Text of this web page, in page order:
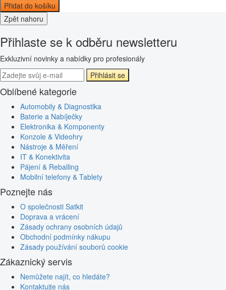
Přidat do košíku
Zpět nahoru
Přihlaste se k odběru newsletteru
Exkluzivní novinky a nabídky pro profesionály
Přihlásit se
Oblíbené kategorie
Automobily & Diagnostika
Baterie a Nabíječky
Elektronika & Komponenty
Konzole & Videohry
Nástroje & Měření
IT & Konektivita
Pájení & Reballing
Mobilní telefony & Tablety
Poznejte nás
O společnosti Satkit
Doprava a vrácení
Zásady ochrany osobních údajů
Obchodní podmínky nákupu
Zásady používání souborů cookie
Zákaznický servis
Nemůžete najít, co hledáte?
Kontaktujte nás